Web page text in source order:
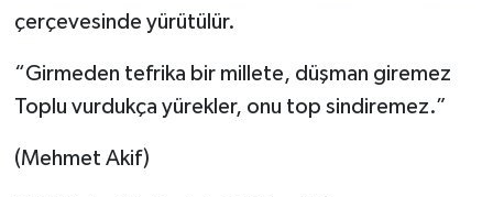
çerçevesinde yürütülür.
“Girmeden tefrika bir millete, düşman giremez
Toplu vurdukça yürekler, onu top sindiremez.”
(Mehmet Akif)
Diyarbakır Müftülüğü
Düzce Müftülüğü
İhtida Haberleri
YAŞAM